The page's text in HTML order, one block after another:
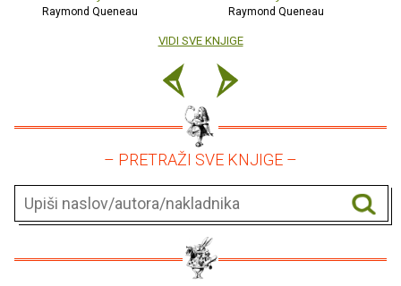
Raymond Queneau Raymond Queneau
VIDI SVE KNJIGE
– PRETRAŽI SVE KNJIGE –